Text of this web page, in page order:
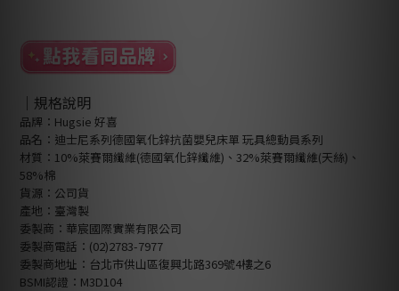
｜規格說明
品牌：Hugsie 好喜
品名：迪士尼系列德國氧化鋅抗菌嬰兒床單 玩具總動員系列
材質：10%萊賽爾纖維(德國氧化鋅纖維)、32%萊賽爾纖維(天絲)、
58%棉
貨源：公司貨
產地：臺灣製
委製商：華宸國際實業有限公司
委製商電話：(02)2783-7977
委製商地址：台北市供山區復興北路369號4樓之6
BSMI認證：M3D104